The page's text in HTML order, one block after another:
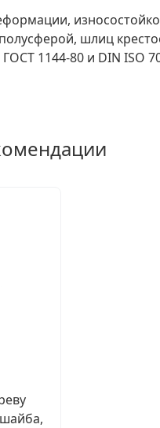
шлиц
1144-80 и DIN ISO